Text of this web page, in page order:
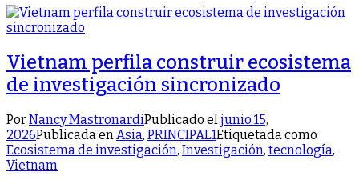
Vietnam perfila construir ecosistema
de investigación sincronizado
PorNancy MastronardiPublicado eljunio 15,
2026Publicada enAsia, PRINCIPAL1Etiquetada como
Ecosistema de investigación, Investigación, tecnología,
Vietnam